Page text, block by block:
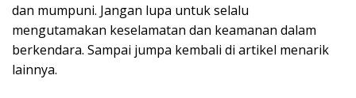
dan mumpuni. Jangan lupa untuk selalu
mengutamakan keselamatan dan keamanan dalam
berkendara. Sampai jumpa kembali di artikel menarik
lainnya.